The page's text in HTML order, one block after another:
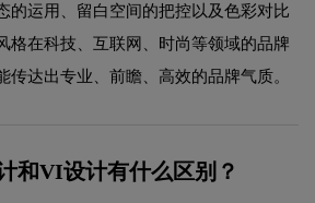
的运用、留白空间的把控以及色彩对比
格在科技、互联网、时尚等领域的品牌
传达出专业、前瞻、高效的品牌气质。
和VI设计有什么区别？